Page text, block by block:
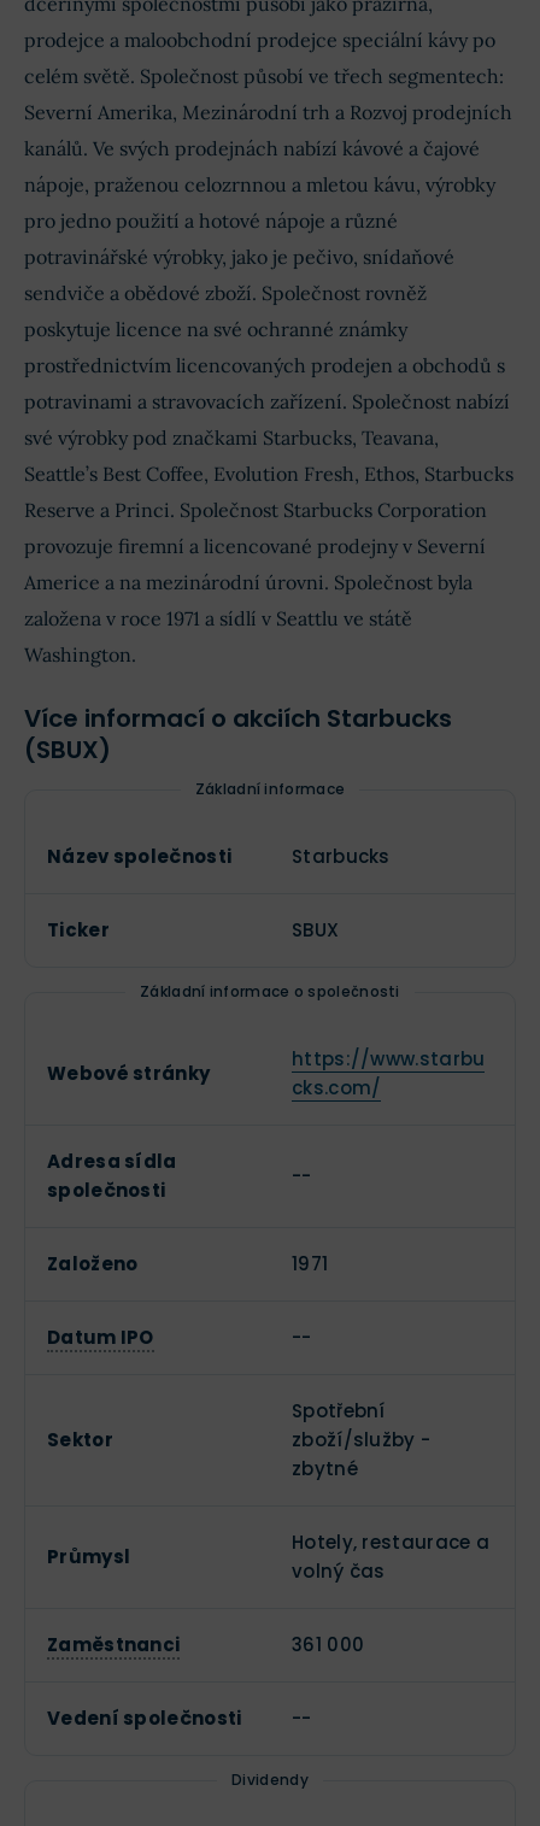
prodejce a maloobchodní prodejce speciální kávy po
celém světě. Společnost působí ve třech segmentech:
Severní Amerika, Mezinárodní trh a Rozvoj prodejních
kanálů. Ve svých prodejnách nabízí kávové a čajové
nápoje, praženou celozrnnou a mletou kávu, výrobky
pro jedno použití a hotové nápoje a různé
potravinářské výrobky, jako je pečivo, snídaňové
sendviče a obědové zboží. Společnost rovněž
poskytuje licence na své ochranné známky
prostřednictvím licencovaných prodejen a obchodů s
potravinami a stravovacích zařízení. Společnost nabízí
své výrobky pod značkami Starbucks, Teavana,
Seattle’s Best Coffee, Evolution Fresh, Ethos, Starbucks
Reserve a Princi. Společnost Starbucks Corporation
provozuje firemní a licencované prodejny v Severní
Americe a na mezinárodní úrovni. Společnost byla
založena v roce 1971 a sídlí v Seattlu ve státě
Washington.
Více informací o akciích Starbucks
(SBUX)
Základní informace
Název společnosti Starbucks
Ticker SBUX
Základní informace o společnosti
Webové stránky
https://www.starbu
cks.com/
Adresa sídla
společnosti
--
Založeno 1971
Datum IPO --
Sektor
Spotřební
zboží/služby -
zbytné
Průmysl
Hotely, restaurace a
volný čas
Zaměstnanci 361 000
Vedení společnosti --
Dividendy